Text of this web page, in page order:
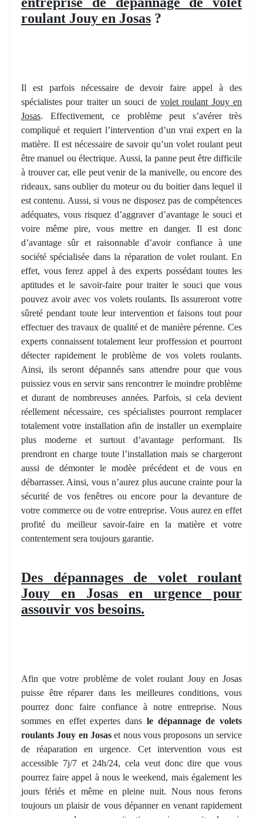
roulant Jouy en Josas ?
Il est parfois nécessaire de devoir faire appel à des
spécialistes pour traiter un souci de volet roulant Jouy en
Josas. Effectivement, ce problème peut s’avérer très
compliqué et requiert l’intervention d’un vrai expert en la
matière. Il est nécessaire de savoir qu’un volet roulant peut
être manuel ou électrique. Aussi, la panne peut être difficile
à trouver car, elle peut venir de la manivelle, ou encore des
rideaux, sans oublier du moteur ou du boitier dans lequel il
est contenu. Aussi, si vous ne disposez pas de compétences
adéquates, vous risquez d’aggraver d’avantage le souci et
voire même pire, vous mettre en danger. Il est donc
d’avantage sûr et raisonnable d’avoir confiance à une
société spécialisée dans la réparation de volet roulant. En
effet, vous ferez appel à des experts possédant toutes les
aptitudes et le savoir-faire pour traiter le souci que vous
pouvez avoir avec vos volets roulants. Ils assureront votre
sûreté pendant toute leur intervention et faisons tout pour
effectuer des travaux de qualité et de manière pérenne. Ces
experts connaissent totalement leur proffession et pourront
détecter rapidement le problème de vos volets roulants.
Ainsi, ils seront dépannés sans attendre pour que vous
puissiez vous en servir sans rencontrer le moindre problème
et durant de nombreuses années. Parfois, si cela devient
réellement nécessaire, ces spécialistes pourront remplacer
totalement votre installation afin de installer un exemplaire
plus moderne et surtout d’avantage performant. Ils
prendront en charge toute l’installation mais se chargeront
aussi de démonter le modèe précédent et de vous en
débarrasser. Ainsi, vous n’aurez plus aucune crainte pour la
sécurité de vos fenêtres ou encore pour la devanture de
votre commerce ou de votre entreprise. Vous aurez en effet
profité du meilleur savoir-faire en la matière et votre
contentement sera toujours garantie.
Des dépannages de volet roulant
Jouy en Josas en urgence pour
assouvir vos besoins.
Afin que votre problème de volet roulant Jouy en Josas
puisse être réparer dans les meilleures conditions, vous
pourrez donc faire confiance à notre entreprise. Nous
sommes en effet expertes dans le dépannage de volets
roulants Jouy en Josas et nous vous proposons un service
de réaparation en urgence. Cet intervention vous est
accessible 7j/7 et 24h/24, cela veut donc dire que vous
pourrez faire appel à nous le weekend, mais également les
jours fériés et même en pleine nuit. Nous nous ferons
toujours un plaisir de vous dépanner en venant rapidement